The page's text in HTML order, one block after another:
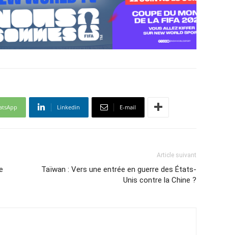
Linkedin E-mail
Article suivant
Taïwan : Vers une entrée en guerre des États-
Unis contre la Chine ?